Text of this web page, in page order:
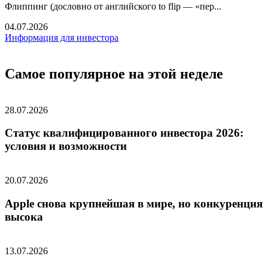
Флиппинг (дословно от английского to flip — «пер...
04.07.2026
Информация для инвестора
Самое популярное на этой неделе
28.07.2026
Статус квалифицированного инвестора 2026:
условия и возможности
20.07.2026
Apple снова крупнейшая в мире, но конкуренция
высока
13.07.2026